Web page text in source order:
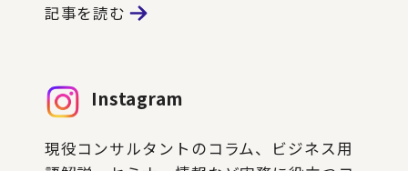
記事を読む
Instagram
現役コンサルタントのコラム、ビジネス用